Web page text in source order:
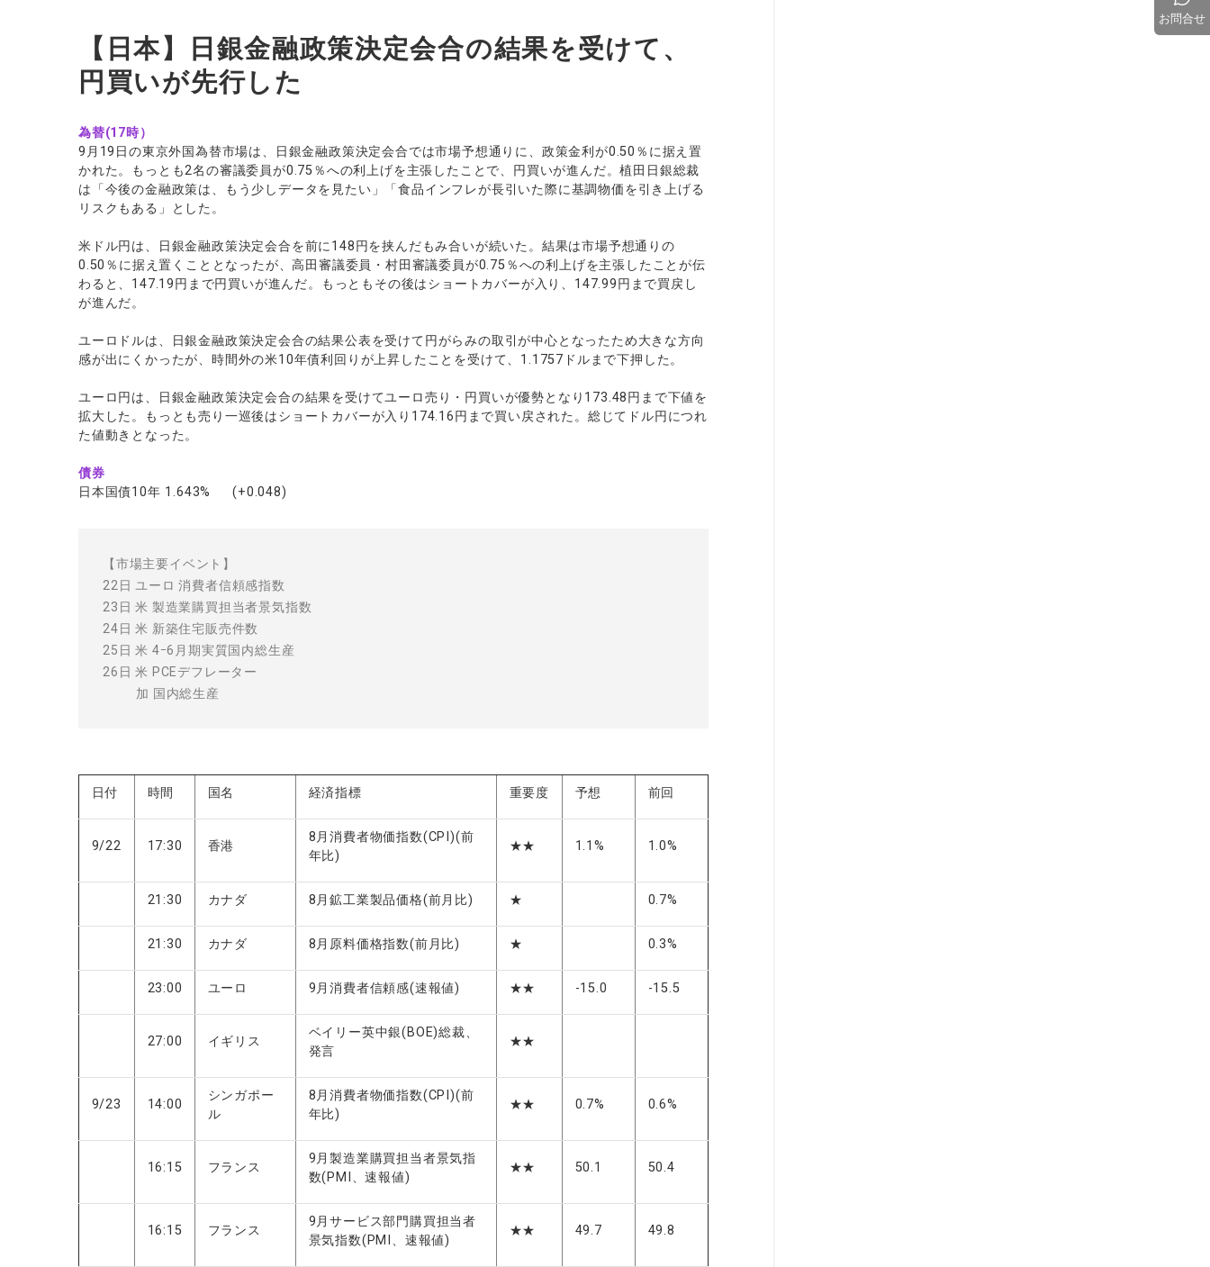
【日本】日銀金融政策決定会合の結果を受けて、
円買いが先行した
為替(17時）
9月19日の東京外国為替市場は、日銀金融政策決定会合では市場予想通りに、政策金利が0.50％に据え置
かれた。もっとも2名の審議委員が0.75％への利上げを主張したことで、円買いが進んだ。植田日銀総裁
は「今後の金融政策は、もう少しデータを見たい」「食品インフレが長引いた際に基調物価を引き上げる
リスクもある」とした。
米ドル円は、日銀金融政策決定会合を前に148円を挟んだもみ合いが続いた。結果は市場予想通りの
0.50％に据え置くこととなったが、高田審議委員・村田審議委員が0.75％への利上げを主張したことが伝
わると、147.19円まで円買いが進んだ。もっともその後はショートカバーが入り、147.99円まで買戻し
が進んだ。
ユーロドルは、日銀金融政策決定会合の結果公表を受けて円がらみの取引が中心となったため大きな方向
感が出にくかったが、時間外の米10年債利回りが上昇したことを受けて、1.1757ドルまで下押した。
ユーロ円は、日銀金融政策決定会合の結果を受けてユーロ売り・円買いが優勢となり173.48円まで下値を
拡大した。もっとも売り一巡後はショートカバーが入り174.16円まで買い戻された。総じてドル円につれ
た値動きとなった。
債券
日本国債10年 1.643% (+0.048)
【市場主要イベント】
22日 ユーロ 消費者信頼感指数
23日 米 製造業購買担当者景気指数
24日 米 新築住宅販売件数
25日 米 4ｰ6月期実質国内総生産
26日 米 PCEデフレーター
加 国内総生産
日付 時間 国名 経済指標 重要度 予想 前回
9/22 17:30 香港
8月消費者物価指数(CPI)(前
年比)
★★ 1.1% 1.0%
21:30 カナダ 8月鉱工業製品価格(前月比) ★ 0.7%
21:30 カナダ 8月原料価格指数(前月比) ★ 0.3%
23:00 ユーロ 9月消費者信頼感(速報値) ★★ -15.0 -15.5
27:00 イギリス
ベイリー英中銀(BOE)総裁、
発言
★★
9/23 14:00
シンガポー
ル
8月消費者物価指数(CPI)(前
年比)
★★ 0.7% 0.6%
16:15 フランス
9月製造業購買担当者景気指
数(PMI、速報値)
★★ 50.1 50.4
16:15 フランス
9月サービス部門購買担当者
景気指数(PMI、速報値)
★★ 49.7 49.8
お問合せ